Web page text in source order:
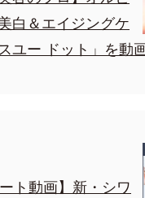
白＆エイジングケ
ユー ドット」を動
ト動画】新・シワ